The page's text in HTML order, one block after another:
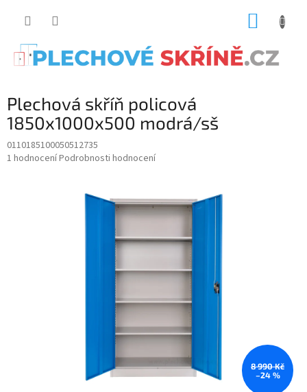
Plechová skříň policová
1850x1000x500 modrá/sš
0110185100050512735
Průměrné
1 hodnoceníPodrobnosti hodnocení
8 990 Kč
–24 %